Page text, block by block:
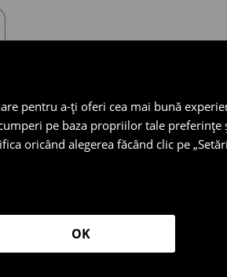
pentru a-ți oferi cea mai bună
pe baza propriilor tale
oricând alegerea făcând clic pe
OK